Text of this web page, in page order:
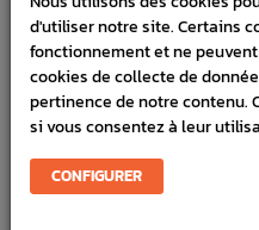
VÉHICULES COMPATIBLE
SCHÉMA CONSTRUCTEUR
Marque :SUBARU
Référence :3183
d'utiliser notre site. Certains
fonctionnement et ne
cookies de collecte de
pertinence de notre contenu.
si vous consentez à leur
CONFIGURER